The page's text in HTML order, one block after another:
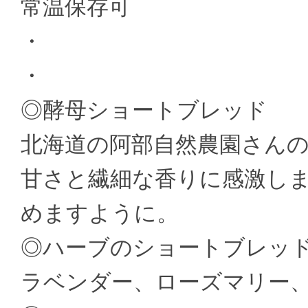
常温保存可
・
・
◎酵母ショートブレッド
北海道の阿部自然農園さん
甘さと繊細な香りに感激し
めますように。
◎ハーブのショートブレッ
ラベンダー、ローズマリー